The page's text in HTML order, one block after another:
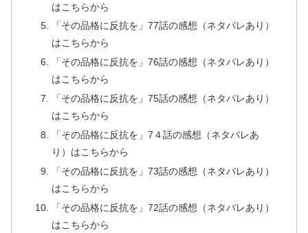
はこちらから
「その品格に反抗を」77話の感想（ネタバレあり）
はこちらから
「その品格に反抗を」76話の感想（ネタバレあり）
はこちらから
「その品格に反抗を」75話の感想（ネタバレあり）
はこちらから
「その品格に反抗を」7４話の感想（ネタバレあ
り）はこちらから
「その品格に反抗を」73話の感想（ネタバレあり）
はこちらから
「その品格に反抗を」72話の感想（ネタバレあり）
はこちらから